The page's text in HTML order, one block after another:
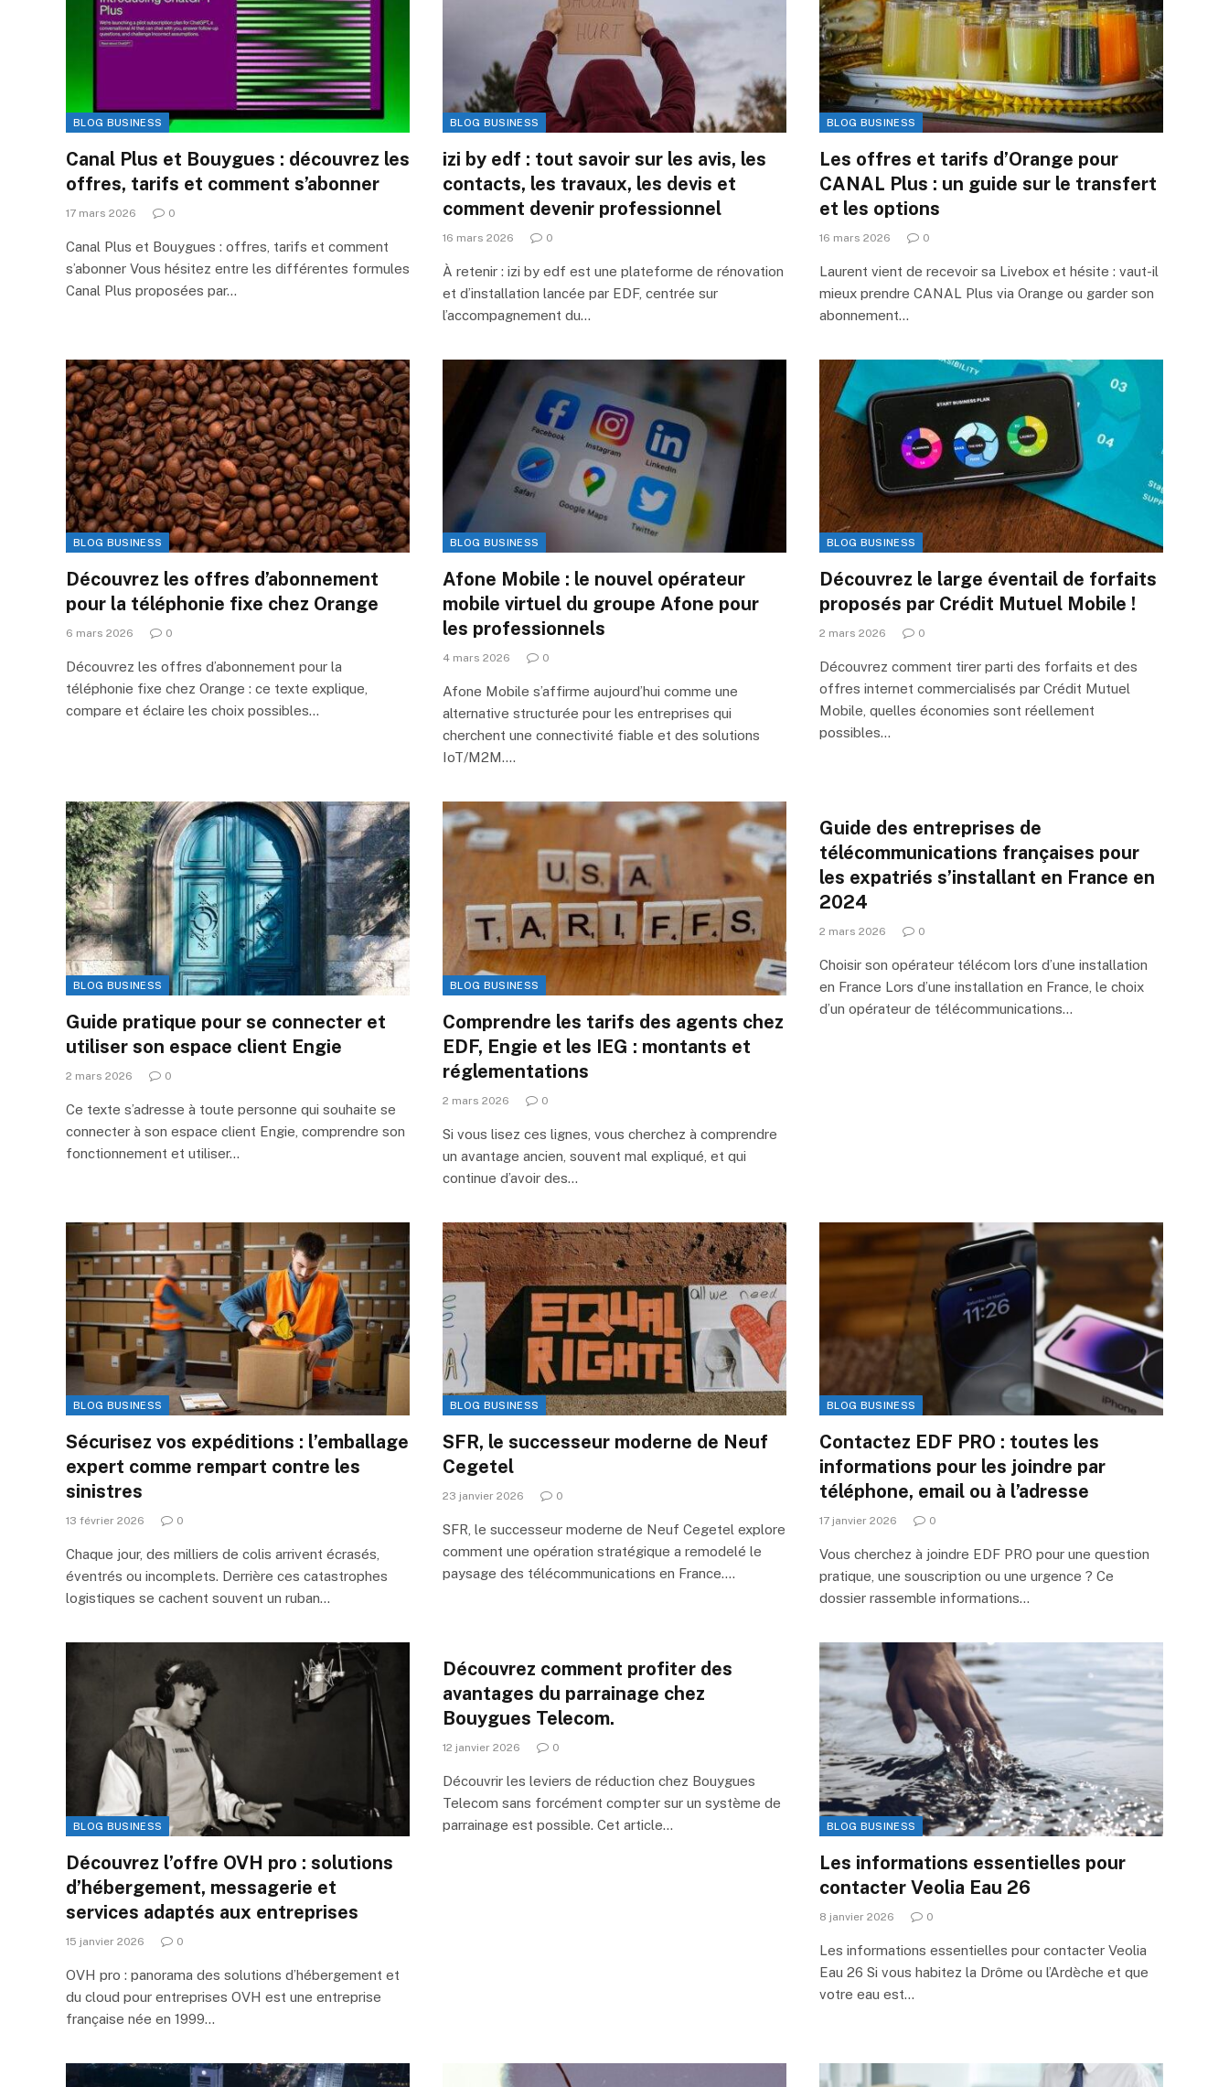
BLOG BUSINESS
Canal Plus et Bouygues : découvrez les
offres, tarifs et comment s’abonner
17 mars 2026 0
Canal Plus et Bouygues : offres, tarifs et comment
s’abonner Vous hésitez entre les différentes formules
Canal Plus proposées par…
BLOG BUSINESS
izi by edf : tout savoir sur les avis, les
contacts, les travaux, les devis et
comment devenir professionnel
16 mars 2026 0
À retenir : izi by edf est une plateforme de rénovation
et d’installation lancée par EDF, centrée sur
l’accompagnement du…
BLOG BUSINESS
Les offres et tarifs d’Orange pour
CANAL Plus : un guide sur le transfert
et les options
16 mars 2026 0
Laurent vient de recevoir sa Livebox et hésite : vaut-il
mieux prendre CANAL Plus via Orange ou garder son
abonnement…
BLOG BUSINESS
Découvrez les offres d’abonnement
pour la téléphonie fixe chez Orange
6 mars 2026 0
Découvrez les offres d’abonnement pour la
téléphonie fixe chez Orange : ce texte explique,
compare et éclaire les choix possibles…
BLOG BUSINESS
Afone Mobile : le nouvel opérateur
mobile virtuel du groupe Afone pour
les professionnels
4 mars 2026 0
Afone Mobile s’affirme aujourd’hui comme une
alternative structurée pour les entreprises qui
cherchent une connectivité fiable et des solutions
IoT/M2M.…
BLOG BUSINESS
Découvrez le large éventail de forfaits
proposés par Crédit Mutuel Mobile !
2 mars 2026 0
Découvrez comment tirer parti des forfaits et des
offres internet commercialisés par Crédit Mutuel
Mobile, quelles économies sont réellement
possibles…
BLOG BUSINESS
Guide pratique pour se connecter et
utiliser son espace client Engie
2 mars 2026 0
Ce texte s’adresse à toute personne qui souhaite se
connecter à son espace client Engie, comprendre son
fonctionnement et utiliser…
BLOG BUSINESS
Comprendre les tarifs des agents chez
EDF, Engie et les IEG : montants et
réglementations
2 mars 2026 0
Si vous lisez ces lignes, vous cherchez à comprendre
un avantage ancien, souvent mal expliqué, et qui
continue d’avoir des…
Guide des entreprises de
télécommunications françaises pour
les expatriés s’installant en France en
2024
2 mars 2026 0
Choisir son opérateur télécom lors d’une installation
en France Lors d’une installation en France, le choix
d’un opérateur de télécommunications…
BLOG BUSINESS
Sécurisez vos expéditions : l’emballage
expert comme rempart contre les
sinistres
13 février 2026 0
Chaque jour, des milliers de colis arrivent écrasés,
éventrés ou incomplets. Derrière ces catastrophes
logistiques se cachent souvent un ruban…
BLOG BUSINESS
SFR, le successeur moderne de Neuf
Cegetel
23 janvier 2026 0
SFR, le successeur moderne de Neuf Cegetel explore
comment une opération stratégique a remodelé le
paysage des télécommunications en France.…
BLOG BUSINESS
Contactez EDF PRO : toutes les
informations pour les joindre par
téléphone, email ou à l’adresse
17 janvier 2026 0
Vous cherchez à joindre EDF PRO pour une question
pratique, une souscription ou une urgence ? Ce
dossier rassemble informations…
BLOG BUSINESS
Découvrez l’offre OVH pro : solutions
d’hébergement, messagerie et
services adaptés aux entreprises
15 janvier 2026 0
OVH pro : panorama des solutions d’hébergement et
du cloud pour entreprises OVH est une entreprise
française née en 1999…
Découvrez comment profiter des
avantages du parrainage chez
Bouygues Telecom.
12 janvier 2026 0
Découvrir les leviers de réduction chez Bouygues
Telecom sans forcément compter sur un système de
parrainage est possible. Cet article…
BLOG BUSINESS
Les informations essentielles pour
contacter Veolia Eau 26
8 janvier 2026 0
Les informations essentielles pour contacter Veolia
Eau 26 Si vous habitez la Drôme ou l’Ardèche et que
votre eau est…